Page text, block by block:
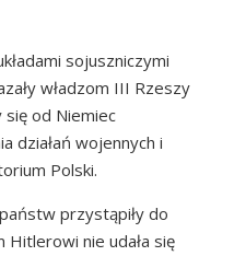
sojuszniczymi
władzom III Rzeszy
od Niemiec
działań wojennych i
Polski.
przystąpiły do
nie udała się